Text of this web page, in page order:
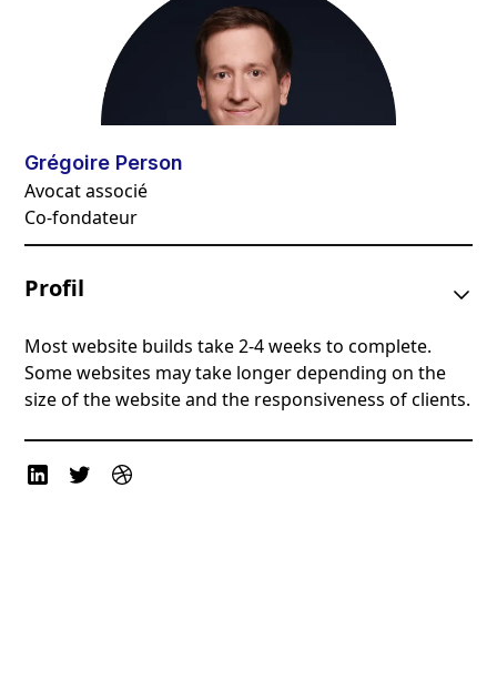
Grégoire Person
Avocat associé
Co-fondateur
Profil
Most website builds take 2-4 weeks to complete.
Some websites may take longer depending on the
size of the website and the responsiveness of clients.